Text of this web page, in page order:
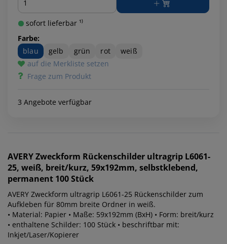
sofort lieferbar ¹⁾
Farbe:
blau
gelb grün rot
weiß
auf die Merkliste setzen
Frage zum Produkt
3 Angebote verfügbar
AVERY Zweckform Rückenschilder ultragrip L6061-
25, weiß, breit/kurz, 59x192mm, selbstklebend,
permanent 100 Stück
AVERY Zweckform ultragrip L6061-25 Rückenschilder zum
Aufkleben für 80mm breite Ordner in weiß.
• Material: Papier • Maße: 59x192mm (BxH) • Form: breit/kurz
• enthaltene Schilder: 100 Stück • beschriftbar mit:
Inkjet/Laser/Kopierer